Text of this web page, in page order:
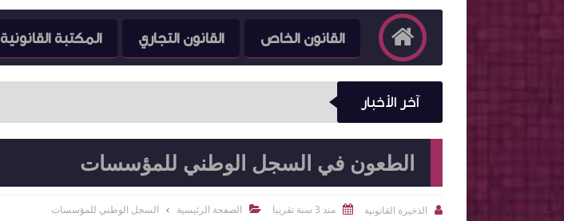
القانون الخاص القانون التجاري المكتبة القانونية
آخر الأخبار
الطعون في السجل الوطني للمؤسسات
 الذخيرة القانونية  منذ 3 سنة تقريبا  الصفحة الرئيسية السجل الوطني للمؤسسات